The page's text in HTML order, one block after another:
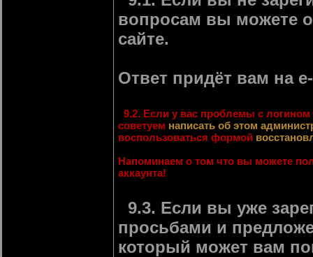
вопросам вы можете
сайте.
Ответ придёт вам на
9.2. Если у вас проблемы с
советуем написать об этом
воспользоваться формой
Напоминаем о том что вы можете
аккаунта!
9.3. Если вы уже
просьбами и
который может вам